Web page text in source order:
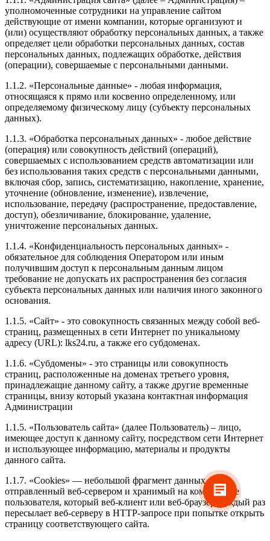
уполномоченные сотрудники на управление сайтом
действующие от имени компании, которые организуют и
(или) осуществляют обработку персональных данных, а также
определяет цели обработки персональных данных, состав
персональных данных, подлежащих обработке, действия
(операции), совершаемые с персональными данными.
1.1.2. «Персональные данные» - любая информация,
относящаяся к прямо или косвенно определенному, или
определяемому физическому лицу (субъекту персональных
данных).
1.1.3. «Обработка персональных данных» - любое действие
(операция) или совокупность действий (операций),
совершаемых с использованием средств автоматизации или
без использования таких средств с персональными данными,
включая сбор, запись, систематизацию, накопление, хранение,
уточнение (обновление, изменение), извлечение,
использование, передачу (распространение, предоставление,
доступ), обезличивание, блокирование, удаление,
уничтожение персональных данных.
1.1.4. «Конфиденциальность персональных данных» -
обязательное для соблюдения Оператором или иным
получившим доступ к персональным данным лицом
требование не допускать их распространения без согласия
субъекта персональных данных или наличия иного законного
основания.
1.1.5. «Сайт» - это совокупность связанных между собой веб-
страниц, размещенных в сети Интернет по уникальному
адресу (URL): lks24.ru, а также его субдоменах.
1.1.6. «Субдомены» - это страницы или совокупность
страниц, расположенные на доменах третьего уровня,
принадлежащие данному сайту, а также другие временные
страницы, внизу который указана контактная информация
Администрации
1.1.5. «Пользователь сайта» (далее Пользователь) – лицо,
имеющее доступ к данному сайту, посредством сети Интернет
и использующее информацию, материалы и продукты
данного сайта.
1.1.7. «Cookies» — небольшой фрагмент данных,
отправленный веб-сервером и хранимый на компьютере
пользователя, который веб-клиент или веб-браузер каждый раз
пересылает веб-серверу в HTTP-запросе при попытке открыть
страницу соответствующего сайта.